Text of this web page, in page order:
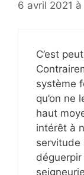
6 avril 2021 à
C’est
système
qu’on ne
haut
intérêt à
servitude
déguerpir